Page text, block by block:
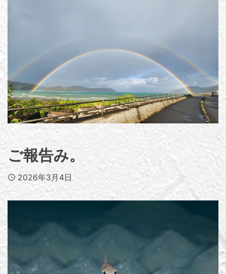
ご報告み。
Published
2026年3月4日